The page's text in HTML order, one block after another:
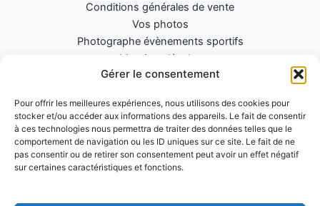
Gérer le consentement
Pour offrir les meilleures expériences, nous utilisons des cookies pour
stocker et/ou accéder aux informations des appareils. Le fait de consentir
à ces technologies nous permettra de traiter des données telles que le
comportement de navigation ou les ID uniques sur ce site. Le fait de ne
pas consentir ou de retirer son consentement peut avoir un effet négatif
sur certaines caractéristiques et fonctions.
Conditions générales de vente
Vos photos
Photographe évènements sportifs
Mentions légales
Mes Téléchargements
Politique de cookies (UE)